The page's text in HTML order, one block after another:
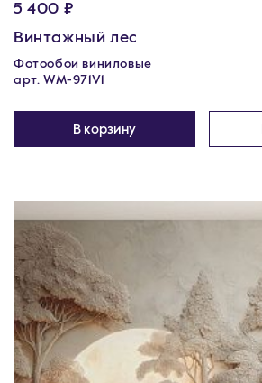
5 400 ₽
Винтажный лес
Фотообои виниловые
арт. WM-971V1
В корзину